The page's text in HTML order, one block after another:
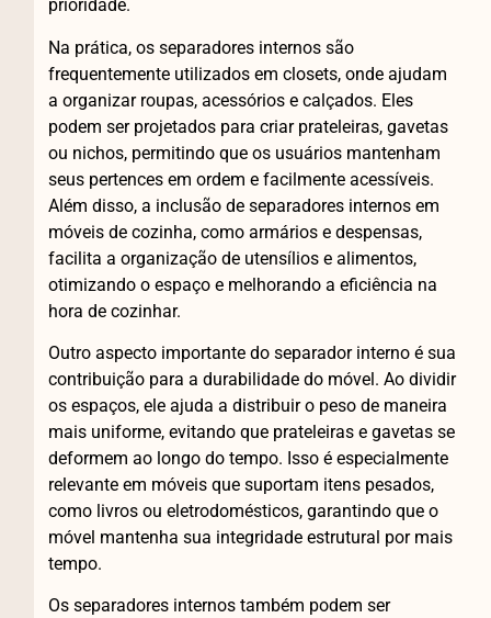
prioridade.
Na prática, os separadores internos são
frequentemente utilizados em closets, onde ajudam
a organizar roupas, acessórios e calçados. Eles
podem ser projetados para criar prateleiras, gavetas
ou nichos, permitindo que os usuários mantenham
seus pertences em ordem e facilmente acessíveis.
Além disso, a inclusão de separadores internos em
móveis de cozinha, como armários e despensas,
facilita a organização de utensílios e alimentos,
otimizando o espaço e melhorando a eficiência na
hora de cozinhar.
Outro aspecto importante do separador interno é sua
contribuição para a durabilidade do móvel. Ao dividir
os espaços, ele ajuda a distribuir o peso de maneira
mais uniforme, evitando que prateleiras e gavetas se
deformem ao longo do tempo. Isso é especialmente
relevante em móveis que suportam itens pesados,
como livros ou eletrodomésticos, garantindo que o
móvel mantenha sua integridade estrutural por mais
tempo.
Os separadores internos também podem ser